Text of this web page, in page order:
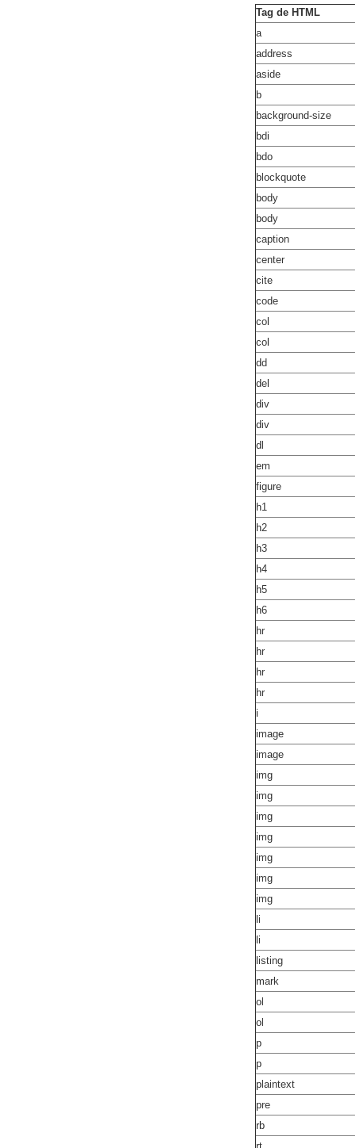
Tag de HTML
a
address
aside
b
background-size
bdi
bdo
blockquote
body
body
caption
center
cite
code
col
col
dd
del
div
div
dl
em
figure
h1
h2
h3
h4
h5
h6
hr
hr
hr
hr
i
image
image
img
img
img
img
img
img
img
li
li
listing
mark
ol
ol
p
p
plaintext
pre
rb